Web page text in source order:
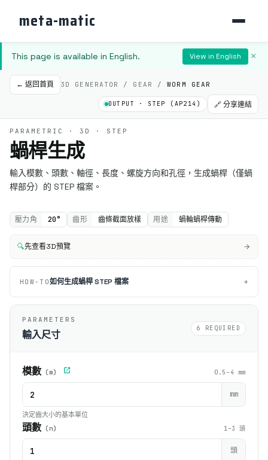
meta-matic
This page is available in English. View in English ×
← 返回首頁 3D GENERATOR / GEAR /WORM GEAR
OUTPUT · STEP (AP214) 🔗 分享連結
PARAMETRIC · 3D · STEP
蝸桿生成
輸入模數、頭數、軸徑、長度、螺旋方向和孔徑，生成蝸桿（僅蝸
桿部分）的 STEP 檔案。
壓力角 20° 齒形 齒條截面放樣 用途 蝸輪蝸桿傳動
🔍先查看3D預覽
HOW-TO如何生成蝸桿 STEP 檔案 +
PARAMETERS
輸入尺寸
6 REQUIRED
模數 (m) 0.5–4 mm
mm
決定齒大小的基本單位
頭數 (n) 1–3 頭
頭